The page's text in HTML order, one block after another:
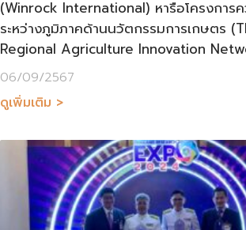
(Winrock International) หารือโครงการ
ระหว่างภูมิภาคด้านนวัตกรรมการเกษตร
Regional Agriculture Innovation
06/09/2567
ดูเพิ่มเติม >